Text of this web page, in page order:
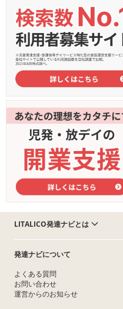
LITALICO発達ナビとは
発達ナビについて
よくある質問
お問い合わせ
運営からのお知らせ